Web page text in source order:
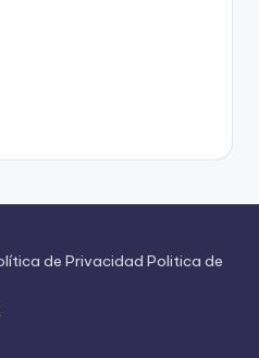
de Privacidad Politica de